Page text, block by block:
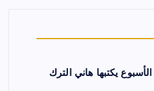
يكتبها هاني الترك